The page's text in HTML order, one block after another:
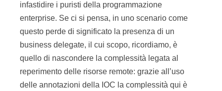
infastidire i puristi della programmazione
enterprise. Se ci si pensa, in uno scenario come
questo perde di significato la presenza di un
business delegate, il cui scopo, ricordiamo, è
quello di nascondere la complessità legata al
reperimento delle risorse remote: grazie all’uso
delle annotazioni della IOC la complessità qui è